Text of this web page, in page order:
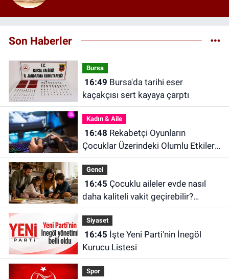
Son Haberler
Bursa
16:49
kaçakçısı sert kayaya çarptı
Kadın & Aile
16:48
Çocuklar Üzerindeki Olumlu Etkileri
Neler?
Genel
16:45
daha kaliteli vakit geçirebilir?
Araştırmalar 10–20 dakikanın
önemine işaret ediyor
Siyaset
16:45
Kurucu Listesi
Spor